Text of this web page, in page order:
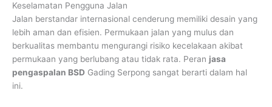
Keselamatan Pengguna Jalan
Jalan berstandar internasional cenderung memiliki desain yang
lebih aman dan efisien. Permukaan jalan yang mulus dan
berkualitas membantu mengurangi risiko kecelakaan akibat
permukaan yang berlubang atau tidak rata. Peran jasa
pengaspalan BSD Gading Serpong sangat berarti dalam hal
ini.